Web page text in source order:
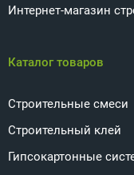
Интернет-магазин
Каталог товаров
Строительные смеси
Строительный клей
Гипсокартонные